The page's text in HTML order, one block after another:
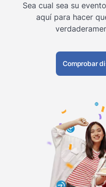
Sea cual sea su
aquí para hacer
Comprobar